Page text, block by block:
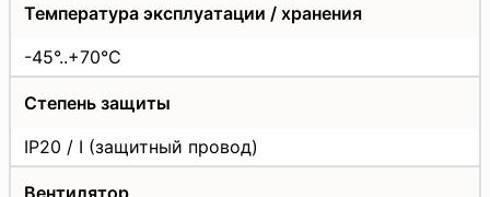
Температура эксплуатации / хранения
-45°..+70°С
Степень защиты
IP20 / I (защитный провод)
Вентилятор